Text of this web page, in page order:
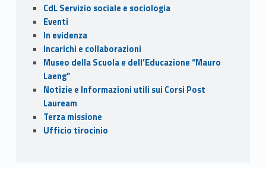
CdL Servizio sociale e sociologia
Eventi
In evidenza
Incarichi e collaborazioni
Museo della Scuola e dell’Educazione “Mauro
Laeng”
Notizie e Informazioni utili sui Corsi Post
Lauream
Terza missione
Ufficio tirocinio